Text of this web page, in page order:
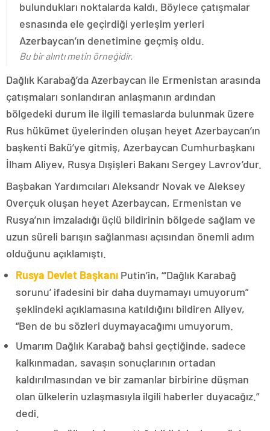
bulundukları noktalarda kaldı. Böylece çatışmalar
esnasında ele geçirdiği yerleşim yerleri
Azerbaycan’ın denetimine geçmiş oldu.
Bu bir alıntı metin örneğidir.
Dağlık Karabağ’da Azerbaycan ile Ermenistan arasında
çatışmaları sonlandıran anlaşmanın ardından
bölgedeki durum ile ilgili temaslarda bulunmak üzere
Rus hükümet üyelerinden oluşan heyet Azerbaycan’ın
başkenti Bakü’ye gitmiş, Azerbaycan Cumhurbaşkanı
İlham Aliyev, Rusya Dışişleri Bakanı Sergey Lavrov’dur.
Başbakan Yardımcıları Aleksandr Novak ve Aleksey
Overçuk oluşan heyet Azerbaycan, Ermenistan ve
Rusya’nın imzaladığı üçlü bildirinin bölgede sağlam ve
uzun süreli barışın sağlanması açısından önemli adım
olduğunu açıklamıştı.
Rusya Devlet Başkanı Putin’in, “‘Dağlık Karabağ
sorunu’ ifadesini bir daha duymamayı umuyorum”
şeklindeki açıklamasına katıldığını bildiren Aliyev,
“Ben de bu sözleri duymayacağımı umuyorum.
Umarım Dağlık Karabağ bahsi geçtiğinde, sadece
kalkınmadan, savaşın sonuçlarının ortadan
kaldırılmasından ve bir zamanlar birbirine düşman
olan ülkelerin uzlaşmasıyla ilgili haberler duyacağız.”
dedi.